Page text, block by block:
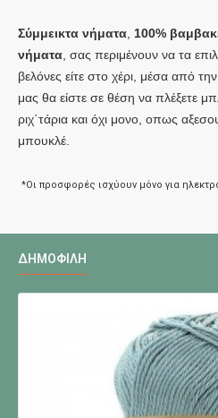
Σύμμεικτα νήματα 100%
νήματα , σας περιμένουν να τα
βελόνες είτε στο χέρι, μέσα από
μας θα είστε σε θέση να πλέξετε
ριχ΄τάρια και όχι μονο, οπως
μπουκλέ.
* Οι προσφορές ισχύουν μόνο για
ΔΗΜΟΦΙΛΉ